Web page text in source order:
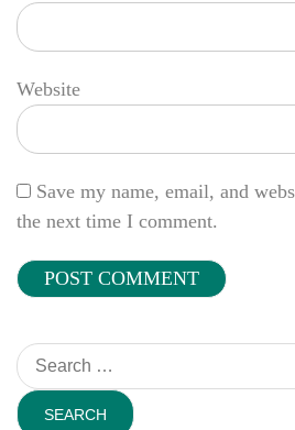
Website
Save my name, email, and
the next time I comment.
Search
for: